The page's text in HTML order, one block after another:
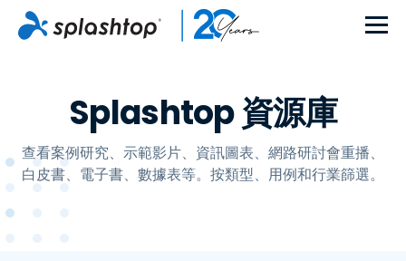
Splashtop 資源庫
查看案例研究、示範影片、資訊圖表、網路研討會重播、
白皮書、電子書、數據表等。按類型、用例和行業篩選。